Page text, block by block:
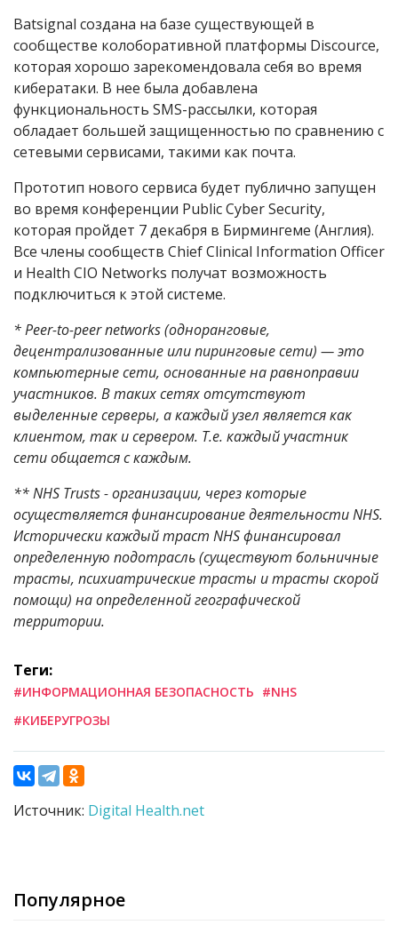
Batsignal создана на базе существующей в
сообществе колоборативной платформы Discource,
которая хорошо зарекомендовала себя во время
кибератаки. В нее была добавлена
функциональность SMS-рассылки, которая
обладает большей защищенностью по сравнению с
сетевыми сервисами, такими как почта.
Прототип нового сервиса будет публично запущен
во время конференции Public Cyber Security,
которая пройдет 7 декабря в Бирмингеме (Англия).
Все члены сообществ Chief Clinical Information Officer
и Health CIO Networks получат возможность
подключиться к этой системе.
* Peer-to-peer networks (одноранговые,
децентрализованные или пиринговые сети) — это
компьютерные сети, основанные на равноправии
участников. В таких сетях отсутствуют
выделенные серверы, а каждый узел является как
клиентом, так и сервером. Т.е. каждый участник
сети общается с каждым.
** NHS Trusts - организации, через которые
осуществляется финансирование деятельности NHS.
Исторически каждый траст NHS финансировал
определенную подотрасль (существуют больничные
трасты, психиатрические трасты и трасты скорой
помощи) на определенной географической
территории.
Теги:
#ИНФОРМАЦИОННАЯ БЕЗОПАСНОСТЬ #NHS
#КИБЕРУГРОЗЫ
Источник: Digital Health.net
Популярное